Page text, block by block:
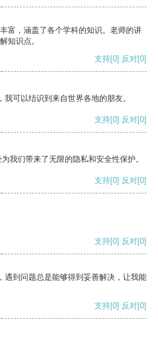
富，涵盖了各个学科的知识。老师的讲
知识点。
支持[0] 反对[0]
可以结识到来自世界各地的朋友。
支持[0] 反对[0]
我们带来了无限的隐私和安全性保护。
支持[0] 反对[0]
支持[0] 反对[0]
遇到问题总是能够得到妥善解决，让我能
支持[0] 反对[0]